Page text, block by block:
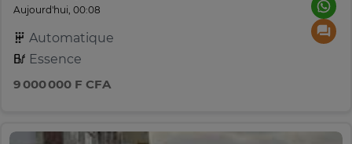
Aujourd'hui, 00:08
Automatique
Essence
9 000 000 F CFA